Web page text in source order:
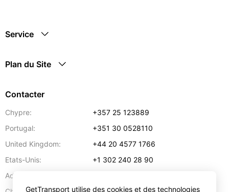
Service
Plan du Site
Contacter
Chypre:
+357 25 123889
Portugal:
+351 30 0528110
United Kingdom:
+44 20 4577 1766
Etats-Unis:
+1 302 240 28 90
Adresse:
GetTransport utilise des cookies et des technologies